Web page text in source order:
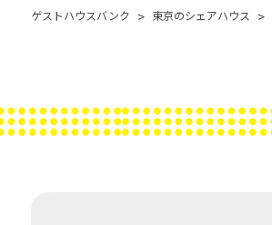
ゲストハウスバンク > 東京のシェアハウス >